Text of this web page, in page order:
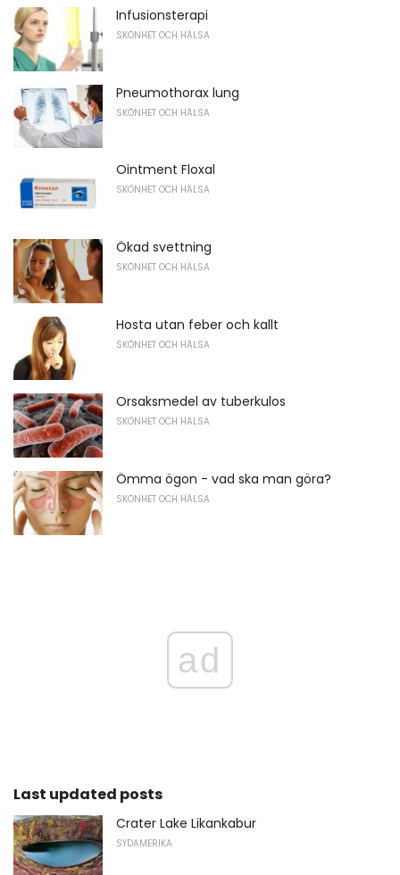
Infusionsterapi
SKÖNHET OCH HÄLSA
Pneumothorax lung
SKÖNHET OCH HÄLSA
Ointment Floxal
SKÖNHET OCH HÄLSA
Ökad svettning
SKÖNHET OCH HÄLSA
Hosta utan feber och kallt
SKÖNHET OCH HÄLSA
Orsaksmedel av tuberkulos
SKÖNHET OCH HÄLSA
Ömma ögon - vad ska man göra?
SKÖNHET OCH HÄLSA
ad
Last updated posts
Crater Lake Likankabur
SYDAMERIKA